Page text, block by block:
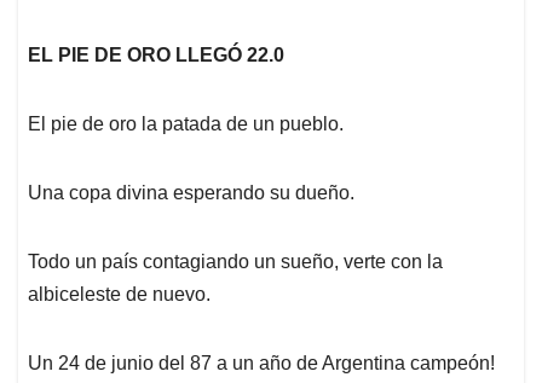
EL PIE DE ORO LLEGÓ 22.0
El pie de oro la patada de un pueblo.
Una copa divina esperando su dueño.
Todo un país contagiando un sueño, verte con la
albiceleste de nuevo.
Un 24 de junio del 87 a un año de Argentina campeón!